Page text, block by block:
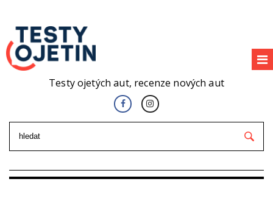
Testy ojetých aut, recenze nových aut